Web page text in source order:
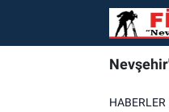
HABERLER
Foto Galeri
Nevşehir'de Bugün
Nevşehir'de Bugün
Nevşehir'de Bugün
Nöbetçi Eczaneler
Hava Durumu